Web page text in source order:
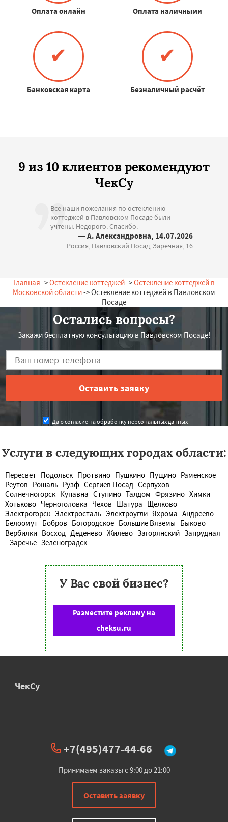
Оплата онлайн Оплата наличными
✔
Банковская карта
✔
Безналичный расчёт
9 из 10 клиентов рекомендуют
ЧекСу
Все наши пожелания по остеклению
коттеджей в Павловском Посаде были
учтены. Недорого. Спасибо.
— А. Александровна, 14.07.2026
Россия, Павловский Посад, Заречная, 16
Главная ->Остекление коттеджей->Остекление коттеджей в
Московской области-> Остекление коттеджей в Павловском
Посаде
Остались вопросы?
Закажи бесплатную консультацию в Павловском Посаде!
Даю согласие на обработку персональных данных
Услуги в следующих городах области:
Пересвет Подольск Протвино Пушкино Пущино Раменское
Реутов Рошаль Рузф Сергиев Посад Серпухов
Солнечногорск Купавна Ступино Талдом Фрязино Химки
Хотьково Черноголовка Чехов Шатура Щелково
Электрогорск Электросталь Электроугли Яхрома Андреево
Белоомут Бобров Богородское Большие Вяземы Быково
Вербилки Восход Деденево Жилево Загорянский Запрудная
Заречье Зеленоградск
У Вас свой бизнес?
Разместите рекламу на
cheksu.ru
ЧекСу
+7(495)477-44-66
Принимаем заказы с 9:00 до 21:00
Оставить заявку